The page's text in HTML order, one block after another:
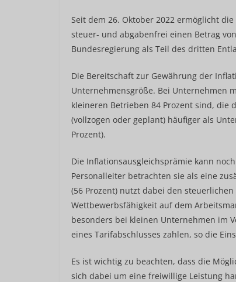
Seit dem 26. Oktober 2022 ermöglicht
steuer- und abgabenfrei einen Betrag
Bundesregierung als Teil des dritten
Die Bereitschaft zur Gewährung der
Unternehmensgröße. Bei Unternehmen
kleineren Betrieben 84 Prozent sind, die
(vollzogen oder geplant) häufiger als
Prozent).
Die Inflationsausgleichsprämie kann
Personalleiter betrachten sie als eine
(56 Prozent) nutzt dabei den
Wettbewerbsfähigkeit auf dem
besonders bei kleinen Unternehmen im
eines Tarifabschlusses zahlen, so die
Es ist wichtig zu beachten, dass die
sich dabei um eine freiwillige Leistung